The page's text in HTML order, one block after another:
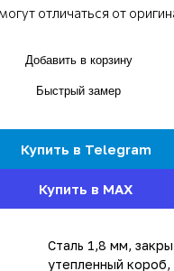
отличаться от
Добавить в корзину
Быстрый замер
Купить в Telegram
Купить в MAX
Сталь 1,8 мм,
утепленный